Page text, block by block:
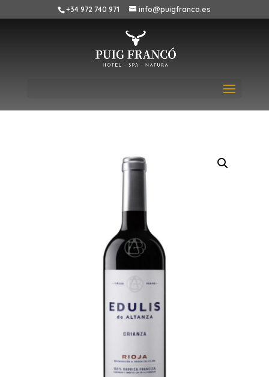
+34 972 740 971 info@puigfranco.es